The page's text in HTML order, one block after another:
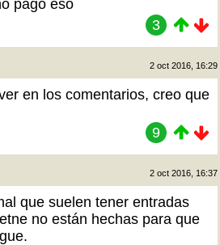
pagó eso
3
2 oct 2016, 16:29
en los comentarios, creo que
9
2 oct 2016, 16:37
que suelen tener entradas
no están hechas para que